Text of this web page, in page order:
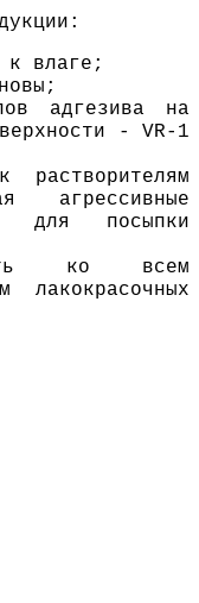
к влаге;
адгезива на
- VR-1
растворителям
агрессивные
для посыпки
ко всем
лакокрасочных